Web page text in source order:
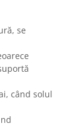
se
când solul